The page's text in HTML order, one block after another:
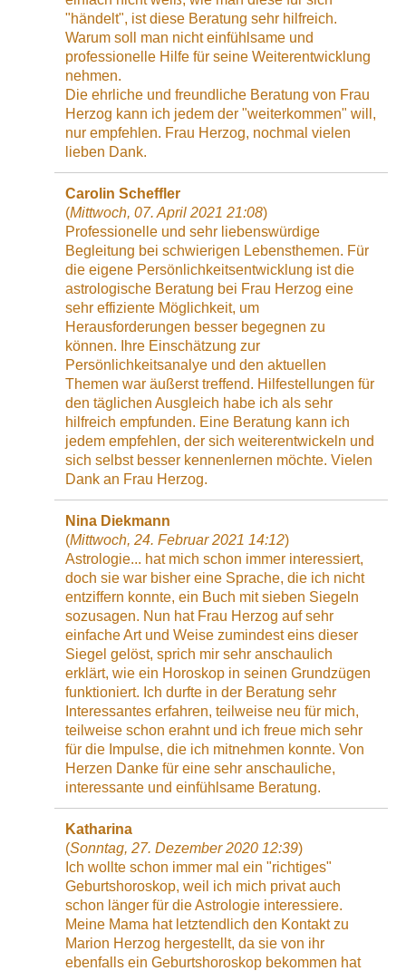
"händelt", ist diese Beratung sehr hilfreich.
Warum soll man nicht einfühlsame und
professionelle Hilfe für seine Weiterentwicklung
nehmen.
Die ehrliche und freundliche Beratung von Frau
Herzog kann ich jedem der "weiterkommen" will,
nur empfehlen. Frau Herzog, nochmal vielen
lieben Dank.
Carolin Scheffler
(Mittwoch, 07. April 2021 21:08)
Professionelle und sehr liebenswürdige
Begleitung bei schwierigen Lebensthemen. Für
die eigene Persönlichkeitsentwicklung ist die
astrologische Beratung bei Frau Herzog eine
sehr effiziente Möglichkeit, um
Herausforderungen besser begegnen zu
können. Ihre Einschätzung zur
Persönlichkeitsanalye und den aktuellen
Themen war äußerst treffend. Hilfestellungen für
den täglichen Ausgleich habe ich als sehr
hilfreich empfunden. Eine Beratung kann ich
jedem empfehlen, der sich weiterentwickeln und
sich selbst besser kennenlernen möchte. Vielen
Dank an Frau Herzog.
Nina Diekmann
(Mittwoch, 24. Februar 2021 14:12)
Astrologie... hat mich schon immer interessiert,
doch sie war bisher eine Sprache, die ich nicht
entziffern konnte, ein Buch mit sieben Siegeln
sozusagen. Nun hat Frau Herzog auf sehr
einfache Art und Weise zumindest eins dieser
Siegel gelöst, sprich mir sehr anschaulich
erklärt, wie ein Horoskop in seinen Grundzügen
funktioniert. Ich durfte in der Beratung sehr
Interessantes erfahren, teilweise neu für mich,
teilweise schon erahnt und ich freue mich sehr
für die Impulse, die ich mitnehmen konnte. Von
Herzen Danke für eine sehr anschauliche,
interessante und einfühlsame Beratung.
Katharina
(Sonntag, 27. Dezember 2020 12:39)
Ich wollte schon immer mal ein "richtiges"
Geburtshoroskop, weil ich mich privat auch
schon länger für die Astrologie interessiere.
Meine Mama hat letztendlich den Kontakt zu
Marion Herzog hergestellt, da sie von ihr
ebenfalls ein Geburtshoroskop bekommen hat